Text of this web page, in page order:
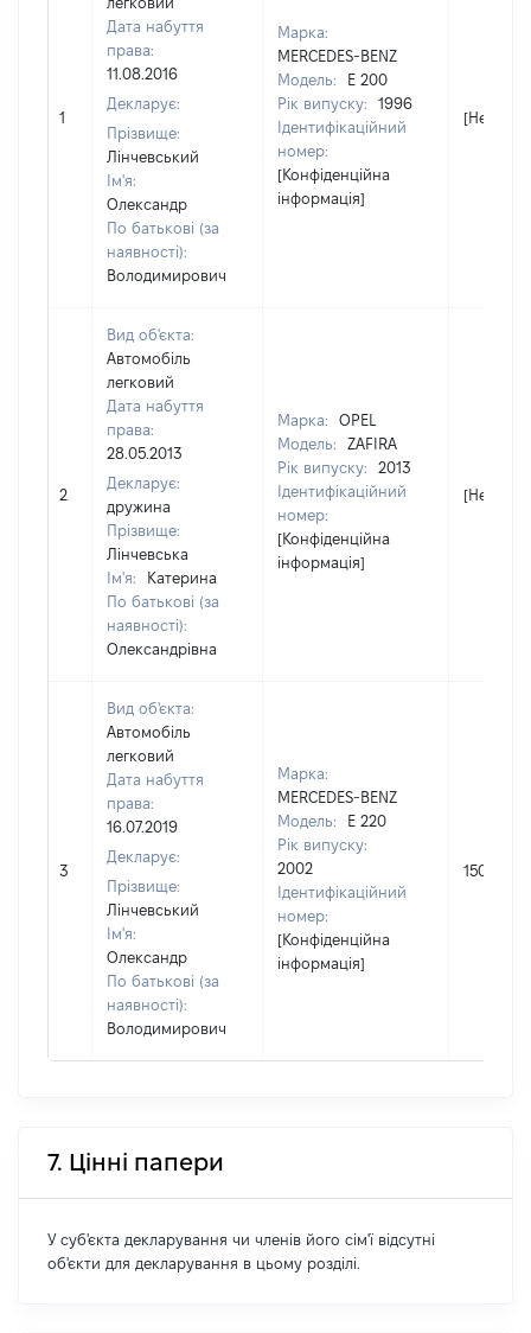
1
Дата набуття
права:
11.08.2016
Декларує:
Прізвище:
Лінчевський
Ім'я:
Олександр
По батькові (за
наявності):
Володимирович
Марка:
MERCEDES-BENZ
Модель:
E 200
Рік випуску:
1996
Ідентифікаційний
номер:
[Конфіденційна
інформація]
[Не
2
Вид об'єкта:
Автомобіль
легковий
Дата набуття
права:
28.05.2013
Декларує:
дружина
Прізвище:
Лінчевська
Ім'я:
Катерина
По батькові (за
наявності):
Олександрівна
Марка:
OPEL
Модель:
ZAFIRA
Рік випуску:
2013
Ідентифікаційний
номер:
[Конфіденційна
інформація]
[Не
3
Вид об'єкта:
Автомобіль
легковий
Дата набуття
права:
16.07.2019
Декларує:
Прізвище:
Лінчевський
Ім'я:
Олександр
По батькові (за
наявності):
Володимирович
Марка:
MERCEDES-BENZ
Модель:
E 220
Рік випуску:
2002
Ідентифікаційний
номер:
[Конфіденційна
інформація]
150000
7. Цінні папери
У суб'єкта декларування чи членів його сім'ї відсутні
об'єкти для декларування в цьому розділі.